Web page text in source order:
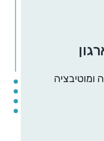
ומוטיבציה